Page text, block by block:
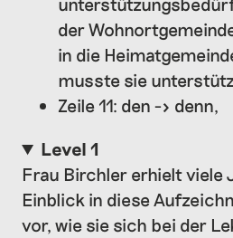
der
in die
musste sie
Zeile 11: den -> denn,
Level 1
Frau Birchler erhielt viele
Einblick in diese
vor, wie sie sich bei der